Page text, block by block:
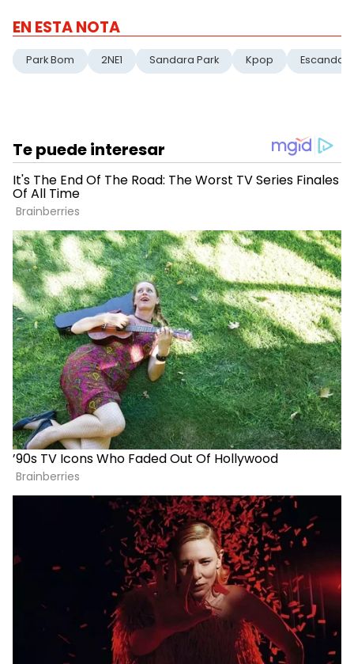
EN ESTA NOTA
Park Bom 2NE1 Sandara Park Kpop Escandalo